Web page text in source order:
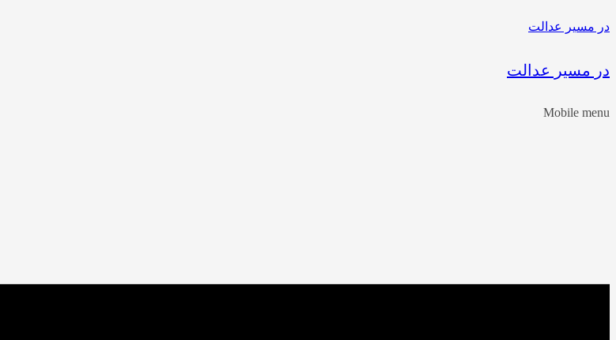
در مسیر عدالت
در مسیر عدالت
Mobile menu